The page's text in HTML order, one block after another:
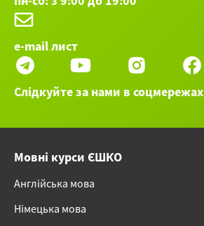
e-mail лист
Слідкуйте за нами в соцмережах
Мовні курси ЄШКО
Англійська мова
Німецька мова